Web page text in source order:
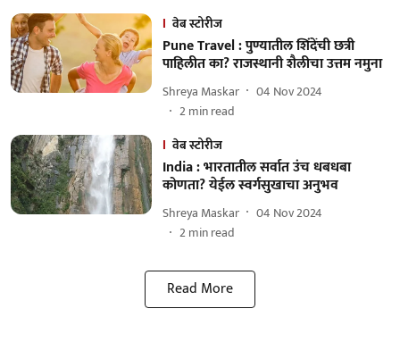
वेब स्टोरीज
Pune Travel : पुण्यातील शिंदेंची छत्री
पाहिलीत का? राजस्थानी शैलीचा उत्तम नमुना
Shreya Maskar
04 Nov 2024
2min read
वेब स्टोरीज
India : भारतातील सर्वात उंच धबधबा
कोणता? येईल स्वर्गसुखाचा अनुभव
Shreya Maskar
04 Nov 2024
2min read
Read More